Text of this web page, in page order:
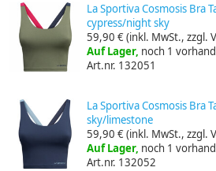
La Sportiva Cosmosis Bra
cypress/night sky
59,90 €(inkl. MwSt., zzgl.
Auf Lager, noch 1
Art.nr. 132051
La Sportiva Cosmosis Bra
sky/limestone
59,90 €(inkl. MwSt., zzgl.
Auf Lager, noch 1
Art.nr. 132052